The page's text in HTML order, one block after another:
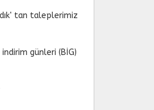
tan taleplerimiz
günleri (BİG)